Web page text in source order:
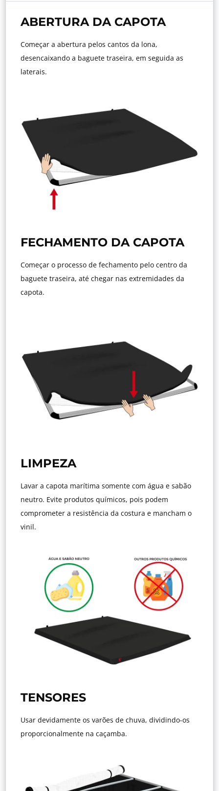
ABERTURA DA CAPOTA
Começar a abertura pelos cantos da lona,
desencaixando a baguete traseira, em seguida as
laterais.
FECHAMENTO DA CAPOTA
Começar o processo de fechamento pelo centro da
baguete traseira, até chegar nas extremidades da
capota.
LIMPEZA
Lavar a capota marítima somente com água e sabão
neutro. Evite produtos químicos, pois podem
comprometer a resistência da costura e mancham o
vinil.
TENSORES
Usar devidamente os varões de chuva, dividindo-os
proporcionalmente na caçamba.